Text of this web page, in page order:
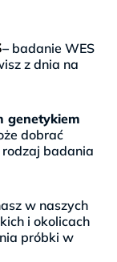
– badanie WES
z dnia na
genetykiem
dobrać
badania
w naszych
i okolicach
próbki w